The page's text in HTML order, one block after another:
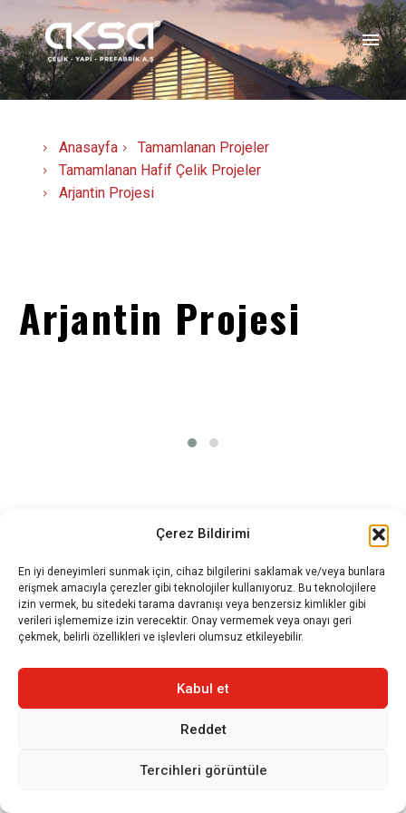
Çerez Bildirimi
En iyi deneyimleri sunmak için, cihaz bilgilerini saklamak ve/veya bunlara
erişmek amacıyla çerezler gibi teknolojiler kullanıyoruz. Bu teknolojilere
izin vermek, bu sitedeki tarama davranışı veya benzersiz kimlikler gibi
verileri işlememize izin verecektir. Onay vermemek veya onayı geri
çekmek, belirli özellikleri ve işlevleri olumsuz etkileyebilir.
Kabul et
Reddet
Tercihleri görüntüle
Anasayfa
Tamamlanan Projeler
Tamamlanan Hafif Çelik Projeler
Arjantin Projesi
Arjantin Projesi